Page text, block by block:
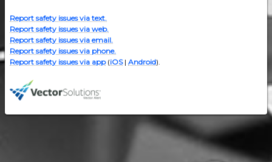
Report safety issues via text.
Report safety issues via web.
Report safety issues via email.
Report safety issues via phone.
Report safety issues via app(iOS| Android).